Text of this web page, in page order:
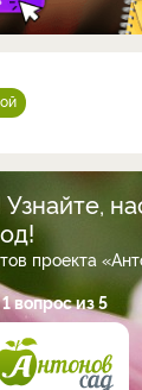
проекта
1 вопрос из 5